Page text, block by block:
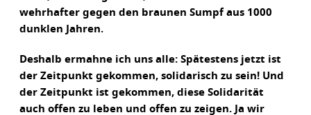
wehrhafter gegen den braunen Sumpf aus 1000
dunklen Jahren.
Deshalb ermahne ich uns alle: Spätestens jetzt ist
der Zeitpunkt gekommen, solidarisch zu sein! Und
der Zeitpunkt ist gekommen, diese Solidarität
auch offen zu leben und offen zu zeigen. Ja wir